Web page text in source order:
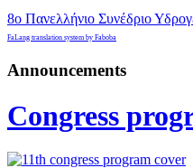
8o Πανελλήνιο Συνέδριο
FaLang translation system by Faboba
Announcements
Congress